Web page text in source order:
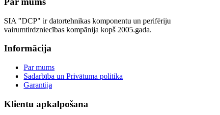
SIA "DCP" ir datortehnikas komponentu un perifēriju
vairumtirdzniecības kompānija kopš 2005.gada.
Informācija
Par mums
Sadarbība un Privātuma politika
Garantija
Klientu apkalpošana